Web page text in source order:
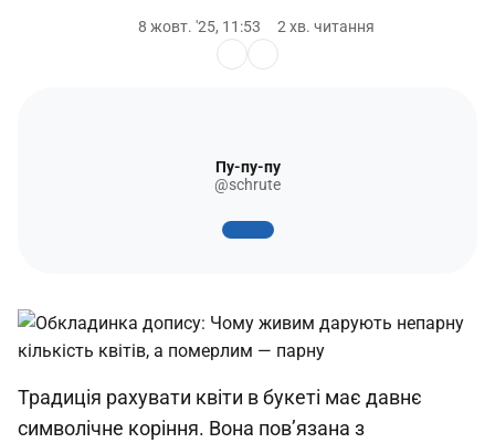
8 жовт. '25, 11:53 2 хв. читання
Пу-пу-пу
@schrute
Традиція рахувати квіти в букеті має давнє
символічне коріння. Вона пов’язана з